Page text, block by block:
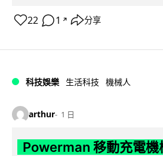
22 1 ↗ 分享
科技娛樂 生活科技 機械人
arthur 1 日
Powerman 移動充電機